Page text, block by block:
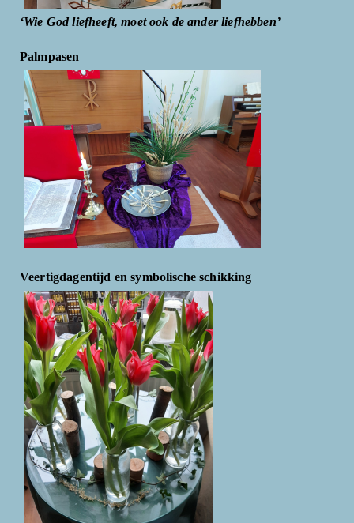
‘Wie God liefheeft, moet ook de ander liefhebben’
Palmpasen
Veertigdagentijd en symbolische schikking